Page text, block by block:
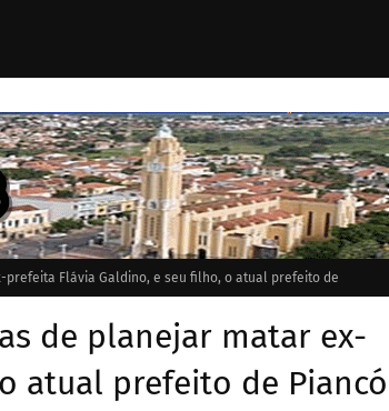
Flávia Galdino, e seu filho, o atual prefeito de
de planejar matar ex-
atual prefeito de Piancó